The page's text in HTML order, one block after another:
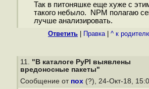
Так в питоняшке еще хуже с
такого небыло. NPM полагаю
лучше анализировать.
Ответить Правка| ^ к
11. "В каталоге PyPI выявлены
вредоносные пакеты"
Сообщение от пох (?), 24-Окт-18,